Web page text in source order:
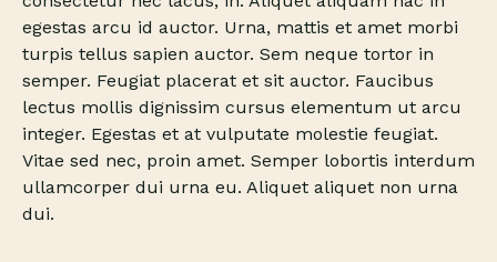
egestas arcu id auctor. Urna, mattis et amet morbi
turpis tellus sapien auctor. Sem neque tortor in
semper. Feugiat placerat et sit auctor. Faucibus
lectus mollis dignissim cursus elementum ut arcu
integer. Egestas et at vulputate molestie feugiat.
Vitae sed nec, proin amet. Semper lobortis interdum
ullamcorper dui urna eu. Aliquet aliquet non urna
dui.